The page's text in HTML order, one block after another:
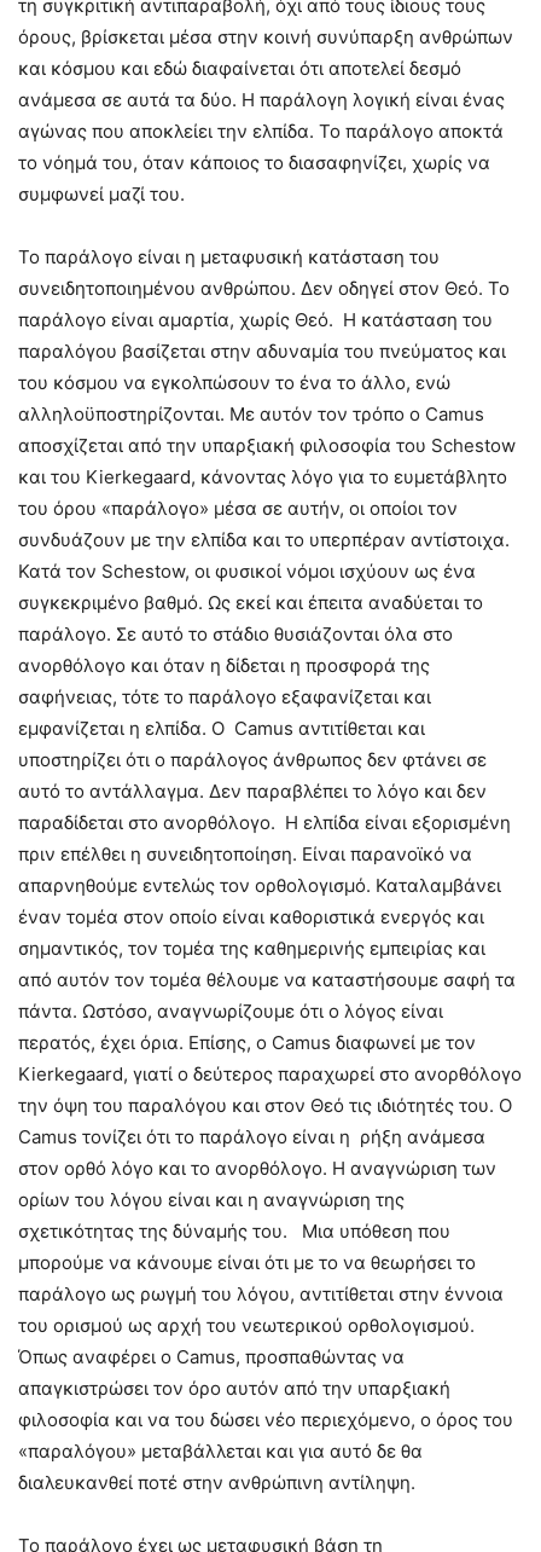
τη συγκριτική αντιπαραβολή, όχι από τους ίδιους τους
όρους, βρίσκεται μέσα στην κοινή συνύπαρξη ανθρώπων
και κόσμου και εδώ διαφαίνεται ότι αποτελεί δεσμό
ανάμεσα σε αυτά τα δύο. Η παράλογη λογική είναι ένας
αγώνας που αποκλείει την ελπίδα. Το παράλογο αποκτά
το νόημά του, όταν κάποιος το διασαφηνίζει, χωρίς να
συμφωνεί μαζί του.
Το παράλογο είναι η μεταφυσική κατάσταση του
συνειδητοποιημένου ανθρώπου. Δεν οδηγεί στον Θεό. Το
παράλογο είναι αμαρτία, χωρίς Θεό. Η κατάσταση του
παραλόγου βασίζεται στην αδυναμία του πνεύματος και
του κόσμου να εγκολπώσουν το ένα το άλλο, ενώ
αλληλοϋποστηρίζονται. Με αυτόν τον τρόπο ο Camus
αποσχίζεται από την υπαρξιακή φιλοσοφία του Schestow
και του Kierkegaard, κάνοντας λόγο για το ευμετάβλητο
του όρου «παράλογο» μέσα σε αυτήν, οι οποίοι τον
συνδυάζουν με την ελπίδα και το υπερπέραν αντίστοιχα.
Κατά τον Schestow, οι φυσικοί νόμοι ισχύουν ως ένα
συγκεκριμένο βαθμό. Ως εκεί και έπειτα αναδύεται το
παράλογο. Σε αυτό το στάδιο θυσιάζονται όλα στο
ανορθόλογο και όταν η δίδεται η προσφορά της
σαφήνειας, τότε το παράλογο εξαφανίζεται και
εμφανίζεται η ελπίδα. Ο Camus αντιτίθεται και
υποστηρίζει ότι ο παράλογος άνθρωπος δεν φτάνει σε
αυτό το αντάλλαγμα. Δεν παραβλέπει το λόγο και δεν
παραδίδεται στο ανορθόλογο. Η ελπίδα είναι εξορισμένη
πριν επέλθει η συνειδητοποίηση. Είναι παρανοϊκό να
απαρνηθούμε εντελώς τον ορθολογισμό. Καταλαμβάνει
έναν τομέα στον οποίο είναι καθοριστικά ενεργός και
σημαντικός, τον τομέα της καθημερινής εμπειρίας και
από αυτόν τον τομέα θέλουμε να καταστήσουμε σαφή τα
πάντα. Ωστόσο, αναγνωρίζουμε ότι ο λόγος είναι
περατός, έχει όρια. Επίσης, ο Camus διαφωνεί με τον
Kierkegaard, γιατί ο δεύτερος παραχωρεί στο ανορθόλογο
την όψη του παραλόγου και στον Θεό τις ιδιότητές του. Ο
Camus τονίζει ότι το παράλογο είναι η ρήξη ανάμεσα
στον ορθό λόγο και το ανορθόλογο. Η αναγνώριση των
ορίων του λόγου είναι και η αναγνώριση της
σχετικότητας της δύναμής του. Μια υπόθεση που
μπορούμε να κάνουμε είναι ότι με το να θεωρήσει το
παράλογο ως ρωγμή του λόγου, αντιτίθεται στην έννοια
του ορισμού ως αρχή του νεωτερικού ορθολογισμού.
Όπως αναφέρει ο Camus, προσπαθώντας να
απαγκιστρώσει τον όρο αυτόν από την υπαρξιακή
φιλοσοφία και να του δώσει νέο περιεχόμενο, ο όρος του
«παραλόγου» μεταβάλλεται και για αυτό δε θα
διαλευκανθεί ποτέ στην ανθρώπινη αντίληψη.
Το παράλογο έχει ως μεταφυσική βάση τη